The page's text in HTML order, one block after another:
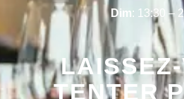
Dim: 13:30 –
TENTER